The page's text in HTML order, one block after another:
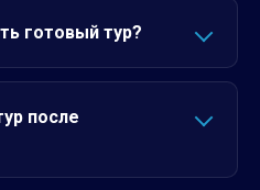
готовый тур?
после